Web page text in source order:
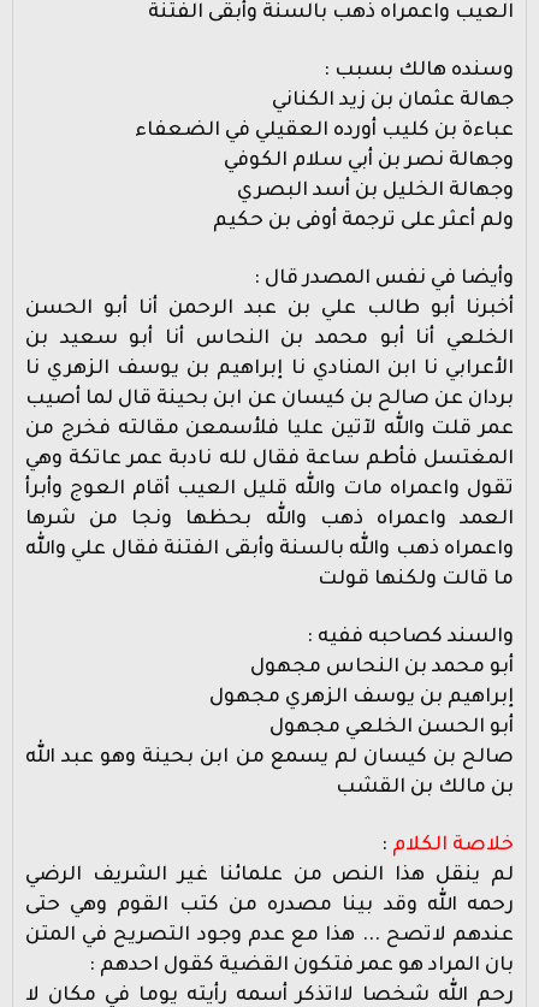
العيب واعمراه ذهب بالسنة وأبقى الفتنة
وسنده هالك بسبب :
جهالة عثمان بن زيد الكناني
عباءة بن كليب أورده العقيلي في الضعفاء
وجهالة نصر بن أبي سلام الكوفي
وجهالة الخليل بن أسد البصري
ولم أعثر على ترجمة أوفى بن حكيم
وأيضا في نفس المصدر قال :
أخبرنا أبو طالب علي بن عبد الرحمن أنا أبو الحسن
الخلعي أنا أبو محمد بن النحاس أنا أبو سعيد بن
الأعرابي نا ابن المنادي نا إبراهيم بن يوسف الزهري نا
بردان عن صالح بن كيسان عن ابن بحينة قال لما أصيب
عمر قلت والله لآتين عليا فلأسمعن مقالته فخرج من
المغتسل فأطم ساعة فقال لله نادبة عمر عاتكة وهي
تقول واعمراه مات والله قليل العيب أقام العوج وأبرأ
العمد واعمراه ذهب والله بحظها ونجا من شرها
واعمراه ذهب والله بالسنة وأبقى الفتنة فقال علي والله
ما قالت ولكنها قولت
والسند كصاحبه ففيه :
أبو محمد بن النحاس مجهول
إبراهيم بن يوسف الزهري مجهول
أبو الحسن الخلعي مجهول
صالح بن كيسان لم يسمع من ابن بحينة وهو عبد الله
بن مالك بن القشب
خلاصة الكلام :
لم ينقل هذا النص من علمائنا غير الشريف الرضي
رحمه الله وقد بينا مصدره من كتب القوم وهي حتى
عندهم لاتصح ... هذا مع عدم وجود التصريح في المتن
بان المراد هو عمر فتكون القضية كقول احدهم :
رحم الله شخصا لااتذكر أسمه رأيته يوما في مكان لا